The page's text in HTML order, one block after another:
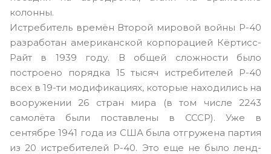
колонны.
Истребитель времён Второй мировой войны P-40
разработан американской корпорацией Кёртисс-
Райт в 1939 году. В общей сложности было
построено порядка 15 тысяч истребителей P-40
всех в 19-ти модификациях, которые находились на
вооружении 26 стран мира (в том числе 2243
самолёта были поставлены в СССР). Уже в
сентябре 1941 года из США была отгружена партия
из 20 истребителей Р-40. Это еще не было ленд-